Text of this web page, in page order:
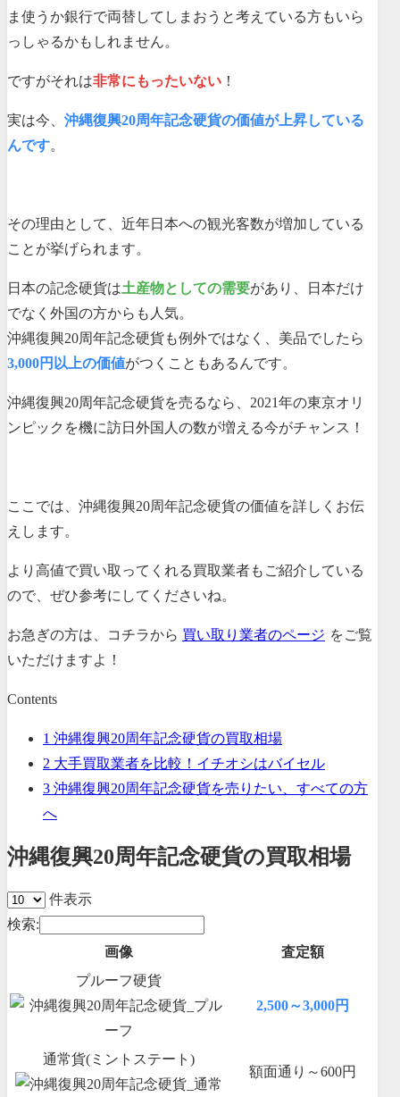
ま使うか銀行で両替してしまおうと考えている方もいら
っしゃるかもしれません。
ですがそれは非常にもったいない ！
実は今、 沖縄復興20周年記念硬貨の価値が上昇している
んです。
その理由として、近年日本への観光客数が増加している
ことが挙げられます。
日本の記念硬貨は土産物としての需要があり、日本だけ
でなく外国の方からも人気。
沖縄復興20周年記念硬貨も例外ではなく、美品でしたら
3,000円以上の価値がつくこともあるんです。
沖縄復興20周年記念硬貨を売るなら、2021年の東京オリ
ンピックを機に訪日外国人の数が増える今がチャンス！
ここでは、沖縄復興20周年記念硬貨の価値を詳しくお伝
えします。
より高値で買い取ってくれる買取業者もご紹介している
ので、ぜひ参考にしてくださいね。
お急ぎの方は、コチラから 買い取り業者のページ をご覧
いただけますよ！
Contents
1 沖縄復興20周年記念硬貨の買取相場
2 大手買取業者を比較！イチオシはバイセル
3 沖縄復興20周年記念硬貨を売りたい、すべての方
へ
沖縄復興20周年記念硬貨の買取相場
件表示
検索:
画像
査定額
プルーフ硬貨
2,500～3,000円
通常貨(ミントステート)
額面通り～600円